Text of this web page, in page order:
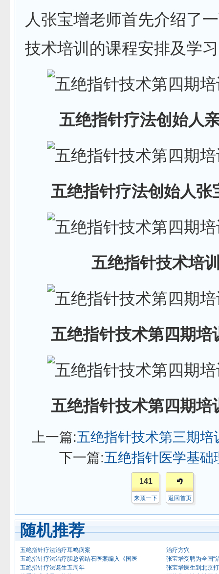
人张宝增老师首先介绍了
技术培训的课程安排及学
五绝指针疗法创始人
五绝指针疗法创始人张
五绝指针技术培
五绝指针技术第四期培
五绝指针技术第四期培
上一篇:五绝指针技术第三期培
下一篇:五绝指针医学基础
141
来顶一下 返回首页
随机推荐
五绝指针疗法治疗耳鸣病案
五绝指针疗法治疗胆总管结石医案编入《国医
五绝指针疗法诞生五周年
治疗方穴
张宝增受聘为全国“
张宝增医生到北京